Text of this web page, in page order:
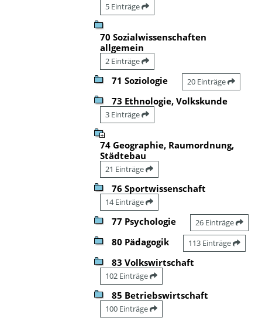
5 Einträge
70 Sozialwissenschaften
allgemein
2 Einträge
71 Soziologie 20 Einträge
73 Ethnologie, Volkskunde
3 Einträge
74 Geographie, Raumordnung,
Städtebau
21 Einträge
76 Sportwissenschaft
14 Einträge
77 Psychologie 26 Einträge
80 Pädagogik 113 Einträge
83 Volkswirtschaft
102 Einträge
85 Betriebswirtschaft
100 Einträge